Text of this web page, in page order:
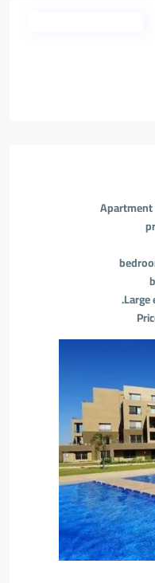
Large